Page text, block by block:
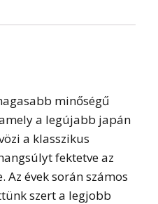
minőségű
a legújabb japán
a klasszikus
fektetve az
Az évek során számos
szert a legjobb